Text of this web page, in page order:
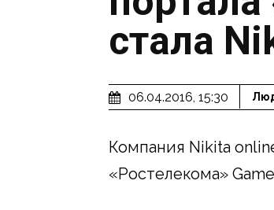
стала
06.04.2016, 15:30
Компания Nikita
«Ростелекома»